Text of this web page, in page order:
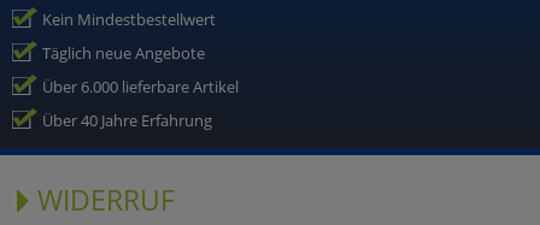
Kein Mindestbestellwert
Täglich neue Angebote
Über 6.000 lieferbare Artikel
Über 40 Jahre Erfahrung
WIDERRUF